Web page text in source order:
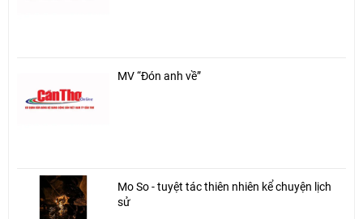
MV “Đón anh về”
Mo So - tuyệt tác thiên nhiên kể chuyện lịch
sử